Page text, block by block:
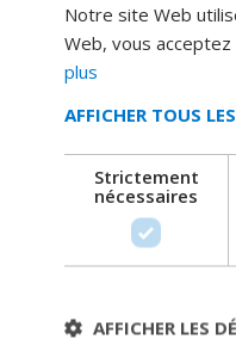
Notre site Web
Web, vous
plus
AFFICHER TOUS
Strictement
nécessaires
AFFICHER LES